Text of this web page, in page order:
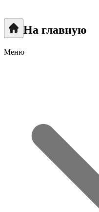
На главную
Меню